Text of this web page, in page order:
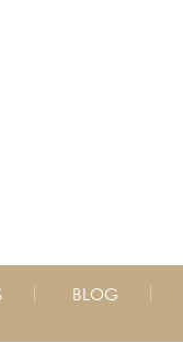
BLOG